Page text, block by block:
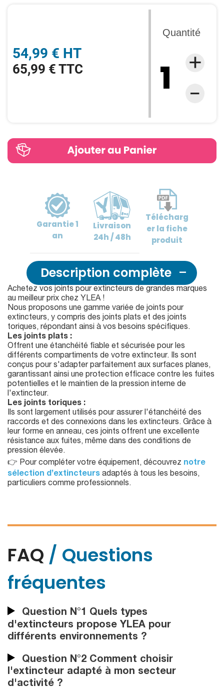
54,99 € HT
65,99 € TTC
Quantité
Garantie1
an
Livraison
24h / 48h
Télécharg
erla fiche
produit
Description complète
Achetez vos joints pour extincteurs de grandes marques
au meilleur prix chez YLEA !
Nous proposons une gamme variée de joints pour
extincteurs, y compris des joints plats et des joints
toriques, répondant ainsi à vos besoins spécifiques.
Les joints plats :
Offrent une étanchéité fiable et sécurisée pour les
différents compartiments de votre extincteur. Ils sont
conçus pour s'adapter parfaitement aux surfaces planes,
garantissant ainsi une protection efficace contre les fuites
potentielles et le maintien de la pression interne de
l'extincteur.
Les joints toriques :
Ils sont largement utilisés pour assurer l'étanchéité des
raccords et des connexions dans les extincteurs. Grâce à
leur forme en anneau, ces joints offrent une excellente
résistance aux fuites, même dans des conditions de
pression élevée.
👉 Pour compléter votre équipement, découvrez notre
sélection d’extincteurs adaptés à tous les besoins,
particuliers comme professionnels.
FAQ / Questions
fréquentes
Question N°1 Quels types
d'extincteurs propose YLEA pour
différents environnements ?
Question N°2 Comment choisir
l'extincteur adapté à mon secteur
d'activité ?